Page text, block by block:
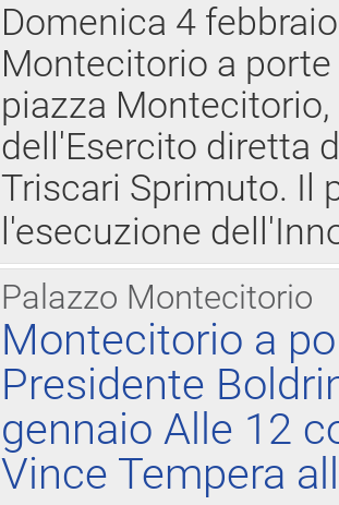
Domenica 4
Montecitorio a
piazza
dell'Esercito diretta
Triscari Sprimuto. Il
l'esecuzione
Palazzo Montecitorio
Montecitorio a
Presidente
gennaio Alle 12
Vince Tempera